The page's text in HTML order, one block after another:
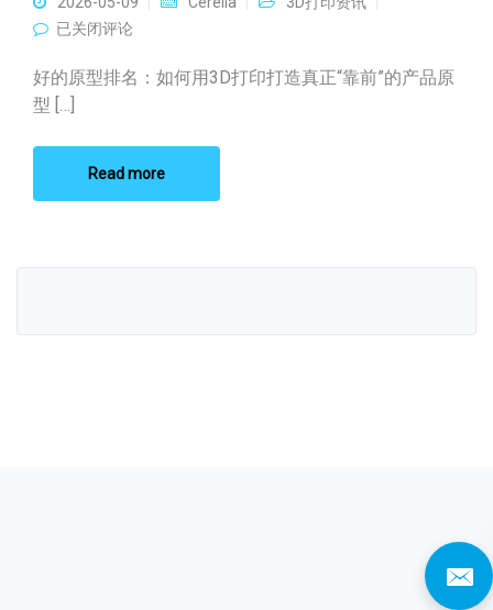
好的原型排名
已关闭评论
好的原型排名：如何用3D打印打造真正“靠前”的产品原
型 […]
Read more